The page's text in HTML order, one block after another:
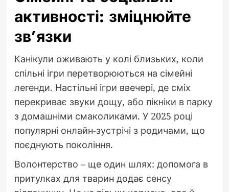
активності: зміцнюйте
зв’язки
Канікули оживають у колі близьких, коли
спільні ігри перетворюються на сімейні
легенди. Настільні ігри ввечері, де сміх
перекриває звуки дощу, або пікніки в парку
з домашніми смаколиками. У 2025 році
популярні онлайн-зустрічі з родичами, що
поєднують покоління.
Волонтерство – ще один шлях: допомога в
притулках для тварин додає сенсу